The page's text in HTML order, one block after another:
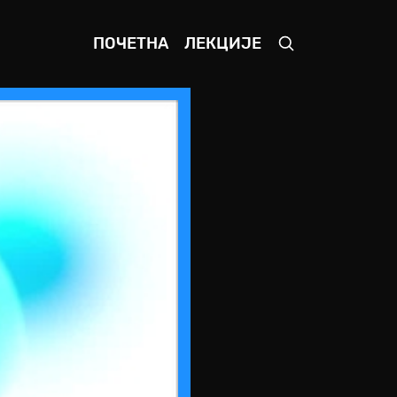
ПОЧЕТНА ЛЕКЦИЈЕ